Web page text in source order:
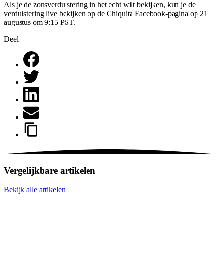
Als je de zonsverduistering in het echt wilt bekijken, kun je de
verduistering live bekijken op de Chiquita Facebook-pagina op 21
augustus om 9:15 PST.
Deel
Vergelijkbare artikelen
Bekijk alle artikelen